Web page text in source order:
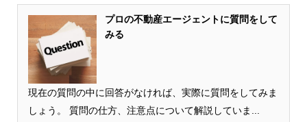
プロの不動産エージェントに質問をして
みる
現在の質問の中に回答がなければ、実際に質問をしてみま
しょう。 質問の仕方、注意点について解説していま...